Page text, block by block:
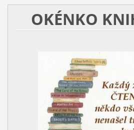
OKÉNKO